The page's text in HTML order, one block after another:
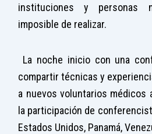
instituciones y personas
imposible de realizar.
La noche inicio con una
compartir técnicas y
a nuevos voluntarios médicos
la participación de
Estados Unidos, Panamá,